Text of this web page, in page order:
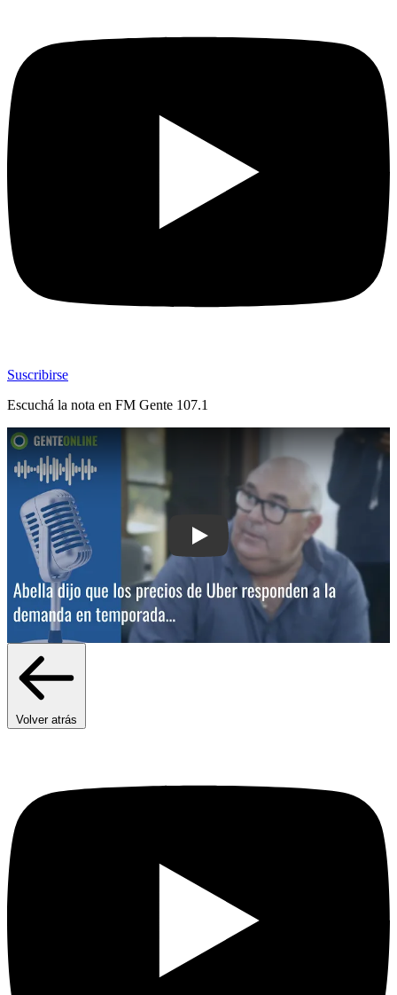
Suscribirse
Escuchá la nota en FM Gente 107.1
Play: Abella dijo que los precios de
Volver atrás